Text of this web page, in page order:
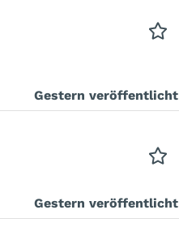
Gestern veröffentlicht
Gestern veröffentlicht